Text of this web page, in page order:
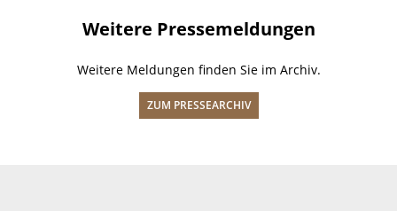
Weitere Pressemeldungen
Weitere Meldungen finden Sie im Archiv.
ZUM PRESSEARCHIV